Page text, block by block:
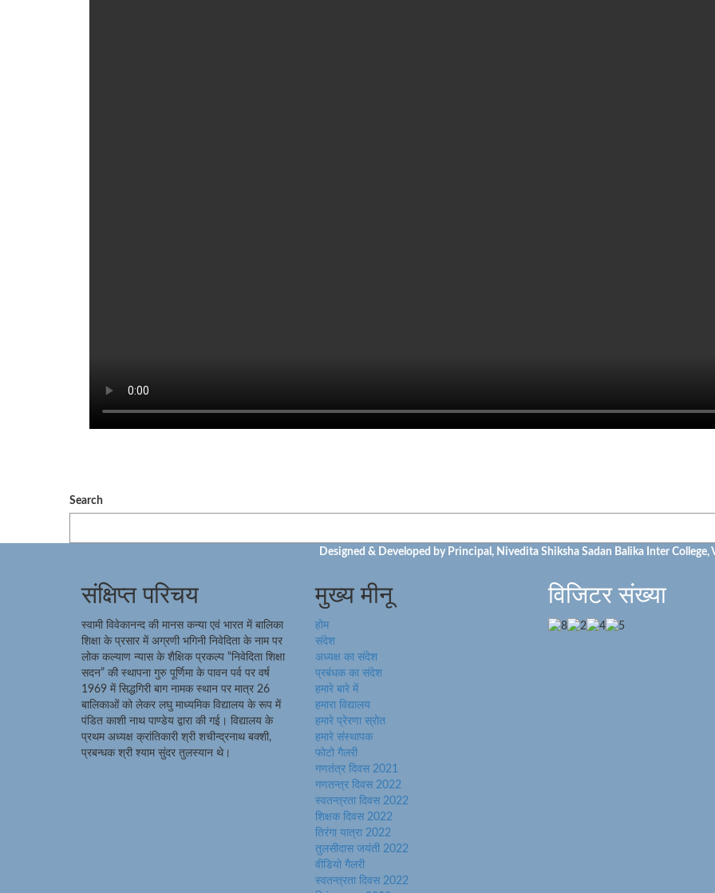
Search
Designed & Developed by Principal, Nivedita Shiksha Sadan Balika Inter College,
संक्षिप्त परिचय
स्वामी विवेकानन्द की मानस कन्या एवं भारत में बालिका
शिक्षा के प्रसार में अग्रणी भगिनी निवेदिता के नाम पर
लोक कल्याण न्यास के शैक्षिक प्रकल्प “निवेदिता शिक्षा
सदन” की स्थापना गुरु पूर्णिमा के पावन पर्व पर वर्ष
1969 में सिद्धगिरी बाग नामक स्थान पर मात्र 26
बालिकाओं को लेकर लघु माध्यमिक विद्यालय के रूप में
पंडित काशी नाथ पाण्डेय द्वारा की गई। विद्यालय के
प्रथम अध्यक्ष क्रांतिकारी श्री शचीन्द्रनाथ बक्शी,
प्रबन्धक श्री श्याम सुंदर तुलस्यान थे।
मुख्य मीनू
होम
संदेश
अध्यक्ष का संदेश
प्रबंधक का संदेश
हमारे बारे में
हमारा विद्यालय
हमारे प्रेरणा स्रोत
हमारे संस्थापक
फोटो गैलरी
गणतंत्र दिवस 2021
गणतन्त्र दिवस 2022
स्वतन्त्रता दिवस 2022
शिक्षक दिवस 2022
तिरंगा यात्रा 2022
तुलसीदास जयंती 2022
वीडियो गैलरी
स्वतन्त्रता दिवस 2022
विजिटर संख्या